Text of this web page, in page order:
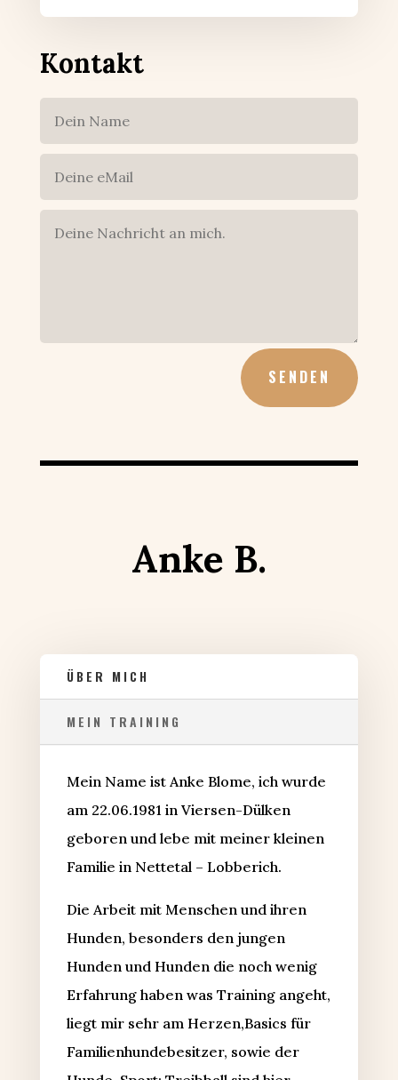
Kontakt
SENDEN
Anke B.
ÜBER MICH
MEIN TRAINING
Mein Name ist Anke Blome, ich wurde
am 22.06.1981 in Viersen-Dülken
geboren und lebe mit meiner kleinen
Familie in Nettetal – Lobberich.
Die Arbeit mit Menschen und ihren
Hunden, besonders den jungen
Hunden und Hunden die noch wenig
Erfahrung haben was Training angeht,
liegt mir sehr am Herzen,Basics für
Familienhundebesitzer, sowie der